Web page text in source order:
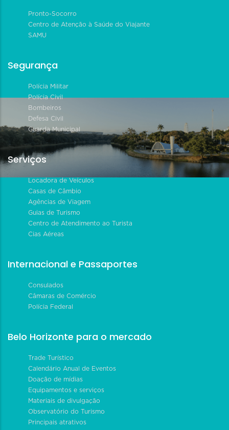
Pronto-Socorro
Centro de Atenção à Saúde do Viajante
SAMU
Segurança
Polícia Militar
Polícia Civil
Bombeiros
Defesa Civil
Guarda Municipal
Serviços
Locadora de Veículos
Casas de Câmbio
Agências de Viagem
Guias de Turismo
Centro de Atendimento ao Turista
Cias Aéreas
Internacional e Passaportes
Consulados
Câmaras de Comércio
Polícia Federal
Belo Horizonte para o mercado
Trade Turístico
Calendário Anual de Eventos
Doação de mídias
Equipamentos e serviços
Materiais de divulgação
Observatório do Turismo
Principais atrativos